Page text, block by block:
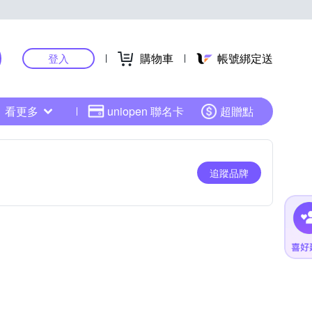
登入 購物車 帳號綁定送
看更多 uniopen 聯名卡 超贈點
追蹤品牌